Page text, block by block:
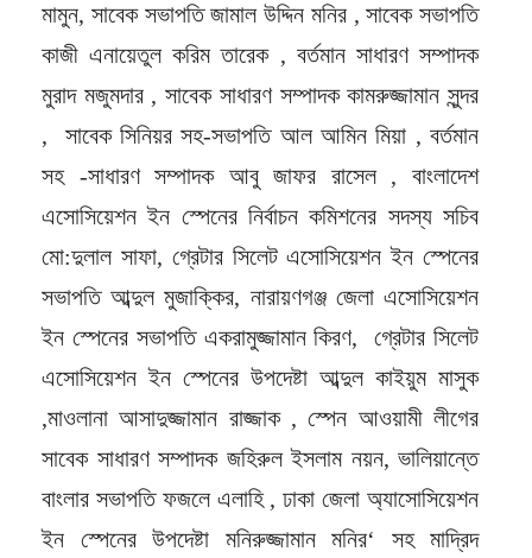
মামুন, সাবেক সভাপতি জামাল উদ্দিন মনির , সাবেক সভাপতি
কাজী এনায়েতুল করিম তারেক , বর্তমান সাধারণ সম্পাদক
মুরাদ মজুমদার , সাবেক সাধারণ সম্পাদক কামরুজ্জামান সুন্দর
, সাবেক সিনিয়র সহ-সভাপতি আল আমিন মিয়া , বর্তমান
সহ -সাধারণ সম্পাদক আবু জাফর রাসেল , বাংলাদেশ
এসোসিয়েশন ইন স্পেনের নির্বাচন কমিশনের সদস্য সচিব
মো:দুলাল সাফা, গ্রেটার সিলেট এসোসিয়েশন ইন স্পেনের
সভাপতি আব্দুল মুজাক্কির, নারায়ণগঞ্জ জেলা এসোসিয়েশন
ইন স্পেনের সভাপতি একরামুজ্জামান কিরণ, গ্রেটার সিলেট
এসোসিয়েশন ইন স্পেনের উপদেষ্টা আব্দুল কাইয়ুম মাসুক
,মাওলানা আসাদুজ্জামান রাজ্জাক , স্পেন আওয়ামী লীগের
সাবেক সাধারণ সম্পাদক জহিরুল ইসলাম নয়ন, ভালিয়ান্তে
বাংলার সভাপতি ফজলে এলাহি , ঢাকা জেলা অ্যাসোসিয়েশন
ইন স্পেনের উপদেষ্টা মনিরুজ্জামান মনির‘ সহ মাদ্রিদ